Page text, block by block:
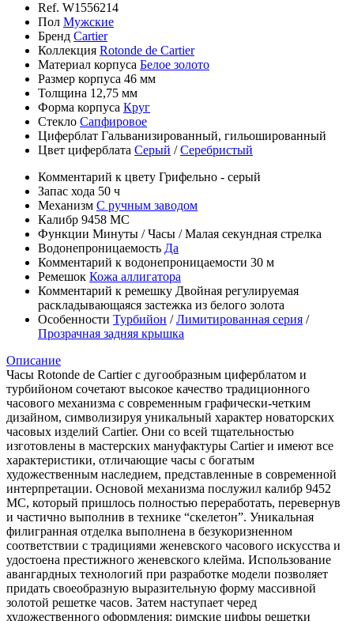
Ref. W1556214
Пол Мужские
Бренд Cartier
Коллекция Rotonde de Cartier
Материал корпуса Белое золото
Размер корпуса 46 мм
Толщина 12,75 мм
Форма корпуса Круг
Стекло Сапфировое
Циферблат Гальванизированный, гильошированный
Цвет циферблата Серый /Серебристый
Комментарий к цвету Грифельно - серый
Запас хода 50 ч
Механизм С ручным заводом
Калибр 9458 МС
Функции Минуты /Часы /Малая секундная стрелка
Водонепроницаемость Да
Комментарий к водонепроницаемости 30 м
Ремешок Кожа аллигатора
Комментарий к ремешку Двойная регулируемая
раскладывающаяся застежка из белого золота
Особенности Турбийон /Лимитированная серия /
Прозрачная задняя крышка
Описание
Часы Rotonde de Cartier с дугообразным циферблатом и
турбийоном сочетают высокое качество традиционного
часового механизма с современным графически-четким
дизайном, символизируя уникальный характер новаторских
часовых изделий Cartier. Они со всей тщательностью
изготовлены в мастерских мануфактуры Cartier и имеют все
характеристики, отличающие часы с богатым
художественным наследием, представленные в современной
интерпретации. Основой механизма послужил калибр 9452
MC, который пришлось полностью переработать, перевернув
и частично выполнив в технике “скелетон”. Уникальная
филигранная отделка выполнена в безукоризненном
соответствии с традициями женевского часового искусства и
удостоена престижного женевского клейма. Использование
авангардных технологий при разработке модели позволяет
придать своеобразную выразительную форму массивной
золотой решетке часов. Затем наступает черед
художественного оформления: римские цифры решетки